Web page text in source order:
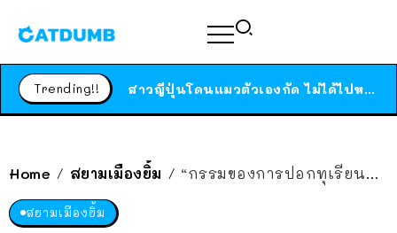
Trending!! ได้เวลาเด็กหนวดรวมตัว RF Online Next เปิดให้เล่นแล้ว เกม Sci-Fi MMORPG ระดับตำนาน เล่นได้ทั้งมือถือและ PC
Home / สยามเมืองยิ้ม / “กรรมของการปอกทุเรียน…” จุดจบของพี่ยุทธคนกล้าหาญ ปอกทุเรียนเองจนได้เข้าโรงพยาบาล
สยามเมืองยิ้ม